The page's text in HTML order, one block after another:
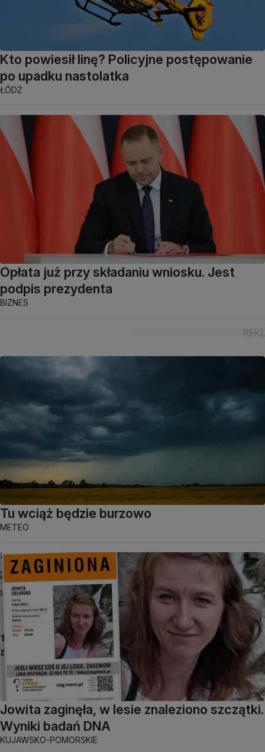
Kto powiesił linę? Policyjne postępowanie
po upadku nastolatka
ŁÓDŹ
Opłata już przy składaniu wniosku. Jest
podpis prezydenta
BIZNES
Tu wciąż będzie burzowo
METEO
Jowita zaginęła, w lesie znaleziono szczątki.
Wyniki badań DNA
KUJAWSKO-POMORSKIE